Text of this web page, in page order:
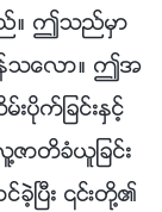
။ ဤသည္မွာ
သေလာ။ ဤအ
ပိုက္ျခင္းႏွင့္
ာတိခံယူျခင္း
ခဲ့ၿပီး ၎တို႔၏